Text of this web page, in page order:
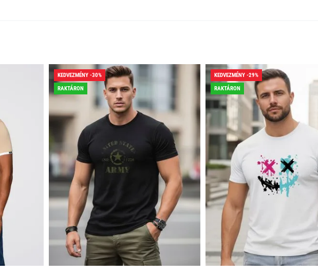
KEDVEZMÉNY -30%
RAKTÁRON
KEDVEZMÉNY -29%
RAKTÁRON